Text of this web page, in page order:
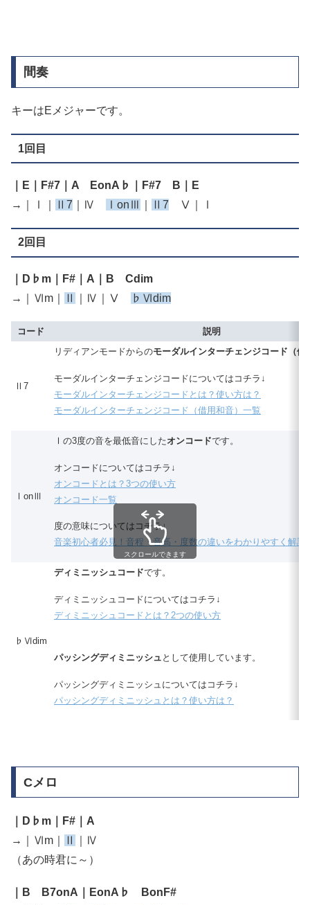
間奏
キーはEメジャーです。
1回目
｜E｜F#7｜A EonA♭｜F#7 B｜E
→｜Ⅰ｜
Ⅱ7 ｜Ⅳ ⅠonⅢ Ⅱ7 Ⅴ｜Ⅰ
2回目
｜D♭m｜F#｜A｜B Cdim
→｜Ⅵm｜
Ⅱ ｜Ⅳ｜Ⅴ ♭Ⅵdim
コード 説明
Ⅱ7
リディアンモードからのモーダルインターチェンジコード（借
モーダルインターチェンジコードについてはコチラ↓
モーダルインターチェンジコードとは？使い方は？
モーダルインターチェンジコード（借用和音）一覧
ⅠonⅢ
Ⅰの3度の音を最低音にしたオンコードです。
オンコードについてはコチラ↓
オンコードとは？3つの使い方
オンコード一覧
度の意味についてはコチラ↓
音楽初心者必見！音程・音高・度数の違いをわかりやすく解説
♭Ⅵdim
ディミニッシュコードです。
ディミニッシュコードについてはコチラ↓
ディミニッシュコードとは？2つの使い方
パッシングディミニッシュ として使用しています。
パッシングディミニッシュについてはコチラ↓
パッシングディミニッシュとは？使い方は？
スクロールできます
Cメロ
｜D♭m｜F#｜A
→｜Ⅵm｜
Ⅱ
｜Ⅳ
（あの時君に～）
｜B B7onA｜EonA♭ BonF#